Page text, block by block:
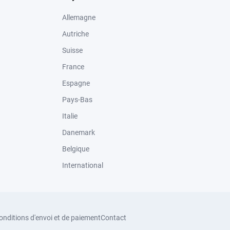
Allemagne
Autriche
Suisse
France
Espagne
Pays-Bas
Italie
Danemark
Belgique
International
d'envoi et de paiementContact